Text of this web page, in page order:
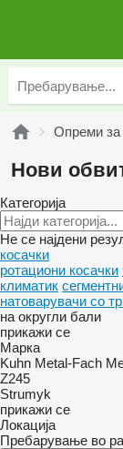
Опреми за
Нови
Категорија
Не се најдени
косачки
ротациони косачки
климатик
натоварувачи со
на округли бали
прикажи се
Марка
Kuhn Metal-Fach
Z245
Strumyk
прикажи се
Локација
Пребарување во